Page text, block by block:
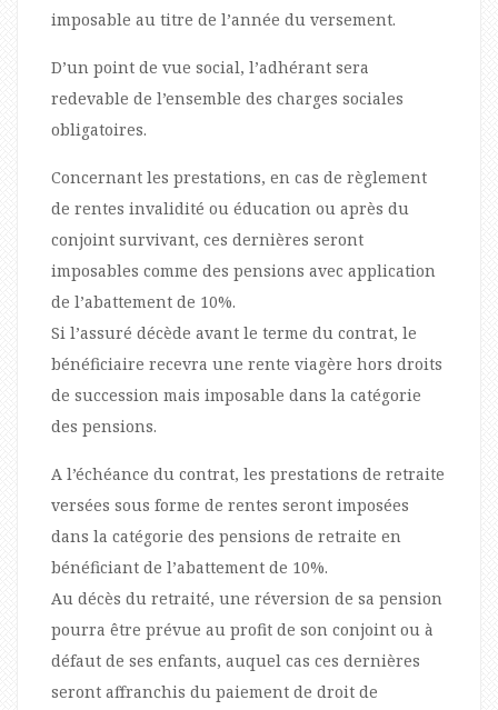
imposable au titre de l’année du versement.
D’un point de vue social, l’adhérant sera
redevable de l’ensemble des charges sociales
obligatoires.
Concernant les prestations, en cas de règlement
de rentes invalidité ou éducation ou après du
conjoint survivant, ces dernières seront
imposables comme des pensions avec application
de l’abattement de 10%.
Si l’assuré décède avant le terme du contrat, le
bénéficiaire recevra une rente viagère hors droits
de succession mais imposable dans la catégorie
des pensions.
A l’échéance du contrat, les prestations de retraite
versées sous forme de rentes seront imposées
dans la catégorie des pensions de retraite en
bénéficiant de l’abattement de 10%.
Au décès du retraité, une réversion de sa pension
pourra être prévue au profit de son conjoint ou à
défaut de ses enfants, auquel cas ces dernières
seront affranchis du paiement de droit de